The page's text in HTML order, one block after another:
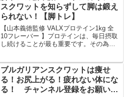
スクワットを知らずして脚は鍛え
られない！【脚トレ】
【山本義徳監修 VALXプロテイン1kg 全
10フレーバー 】プロテインは、毎日摂取
し続けることが最も重要です。その為、
はなく、「ご褒美レベルに美味しい」を
目指しま...
ブルガリアンスクワットは痩せ
る！お尻上がる！疲れない体にな
る！ チャンネル登録をお願いし